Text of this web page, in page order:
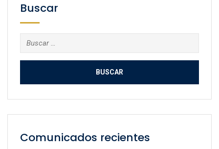
Buscar
Buscar:
Comunicados recientes